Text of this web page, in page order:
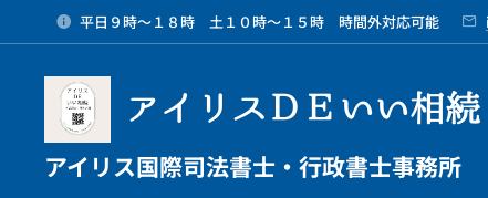
平日９時～１８時 土１０時～１５時 時間外対応可能
アイリスＤＥいい相続
アイリス国際司法書士・行政書士事務所